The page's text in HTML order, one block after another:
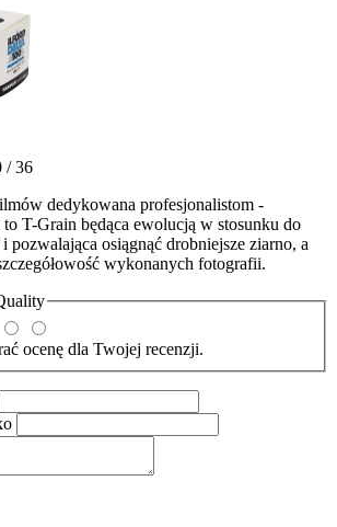
/ 36
dedykowana profesjonalistom -
to T-Grain będąca ewolucją w stosunku do
pozwalająca osiągnąć drobniejsze ziarno, a
wykonanych fotografii.
ocenę dla Twojej recenzji.